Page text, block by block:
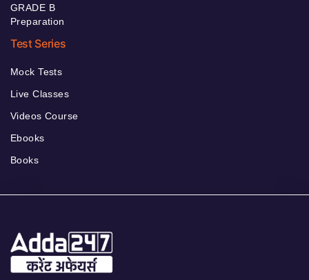
GRADE B
Preparation
Test Series
Mock Tests
Live Classes
Videos Course
Ebooks
Books